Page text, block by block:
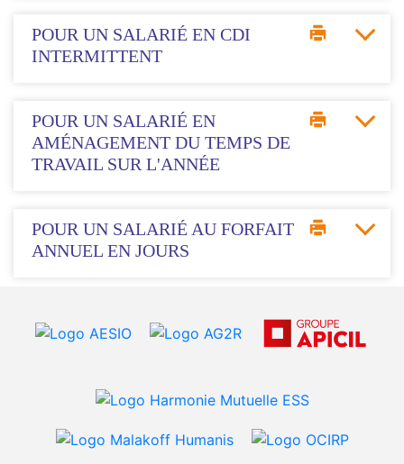
POUR UN SALARIÉ EN CDI
INTERMITTENT
POUR UN SALARIÉ EN
AMÉNAGEMENT DU TEMPS DE
TRAVAIL SUR L'ANNÉE
POUR UN SALARIÉ AU FORFAIT
ANNUEL EN JOURS